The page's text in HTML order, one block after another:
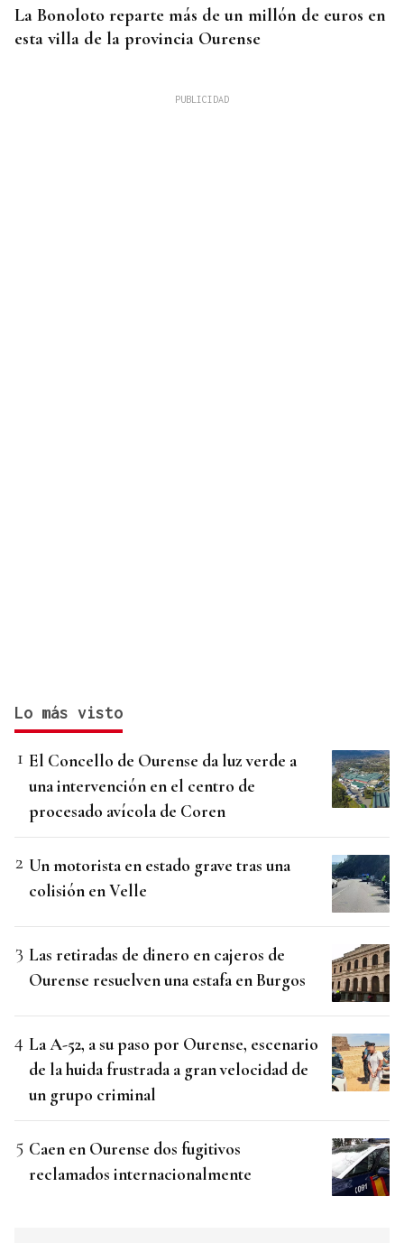
La Bonoloto reparte más de un millón de euros en
esta villa de la provincia Ourense
Lo más visto
El Concello de Ourense da luz verde a
una intervención en el centro de
procesado avícola de Coren
Un motorista en estado grave tras una
colisión en Velle
Las retiradas de dinero en cajeros de
Ourense resuelven una estafa en Burgos
La A-52, a su paso por Ourense, escenario
de la huida frustrada a gran velocidad de
un grupo criminal
Caen en Ourense dos fugitivos
reclamados internacionalmente